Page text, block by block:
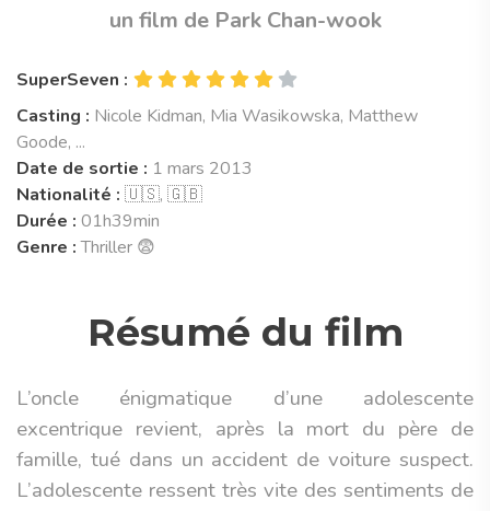
un film de Park Chan-wook
SuperSeven :
Casting : Nicole Kidman, Mia Wasikowska, Matthew
Goode, ...
Date de sortie : 1 mars 2013
Nationalité : 🇺🇸, 🇬🇧
Durée : 01h39min
Genre :Thriller 😨
Résumé du film
L’oncle énigmatique d’une adolescente
excentrique revient, après la mort du père de
famille, tué dans un accident de voiture suspect.
L’adolescente ressent très vite des sentiments de